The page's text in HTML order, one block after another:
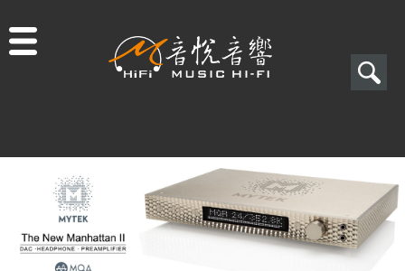
搜
表
單
搜
尋
商品一覽
二手專區